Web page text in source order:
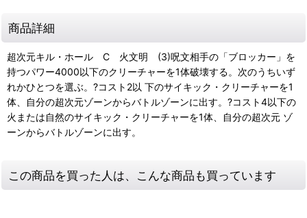
商品詳細
超次元キル・ホール C 火文明 (3)呪文相手の「ブロッカー」を
持つパワー4000以下のクリーチャーを1体破壊する。次のうちいず
れかひとつを選ぶ。?コスト2以 下のサイキック・クリーチャーを1
体、自分の超次元ゾーンからバトルゾーンに出す。?コスト4以下の
火または自然のサイキック・クリーチャーを1体、自分の超次元 ゾ
ーンからバトルゾーンに出す。
この商品を買った人は、こんな商品も買っています